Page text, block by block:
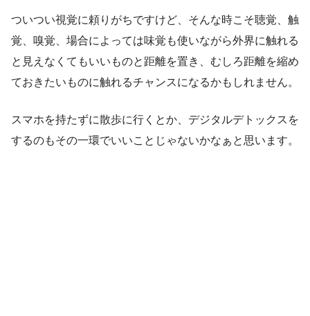
ついつい視覚に頼りがちですけど、そんな時こそ聴覚、触
覚、嗅覚、場合によっては味覚も使いながら外界に触れる
と見えなくてもいいものと距離を置き、むしろ距離を縮め
ておきたいものに触れるチャンスになるかもしれません。
スマホを持たずに散歩に行くとか、デジタルデトックスを
するのもその一環でいいことじゃないかなぁと思います。